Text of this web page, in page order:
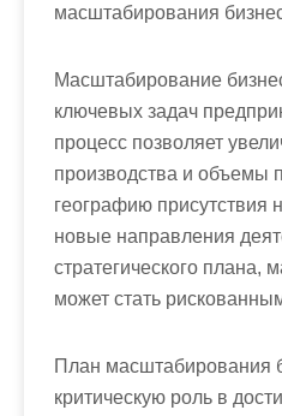
масштабирования
Масштабирование
ключевых задач
процесс позволяет
производства и объемы
географию присутствия
новые направления
стратегического плана,
может стать
План масштабирования
критическую роль в